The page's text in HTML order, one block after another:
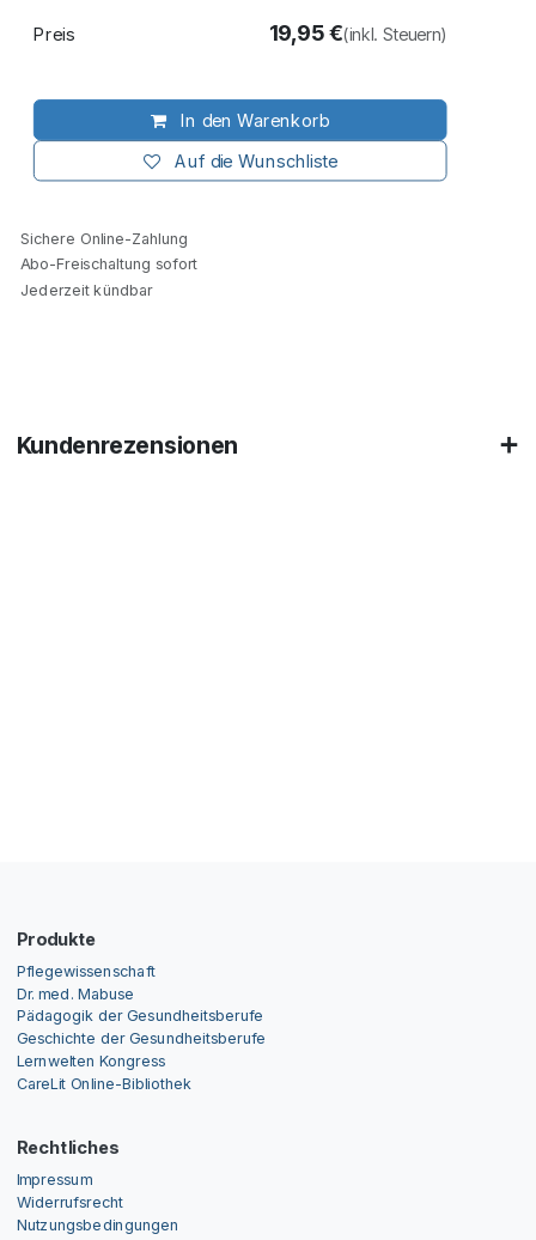
In den Warenkorb
Auf die Wunschliste
Preis 19,95€(inkl. Steuern)
Sichere Online-Zahlung
Abo-Freischaltung sofort
Jederzeit kündbar
Kundenrezensionen
Produkte
Pflegewissenschaft
Dr. med. Mabuse
Pädagogik der Gesundheitsberufe
Geschichte der Gesundheitsberufe
Lernwelten Kongress
CareLit Online-Bibliothek
Rechtliches
Impressum
Widerrufsrecht
Nutzungsbedingungen